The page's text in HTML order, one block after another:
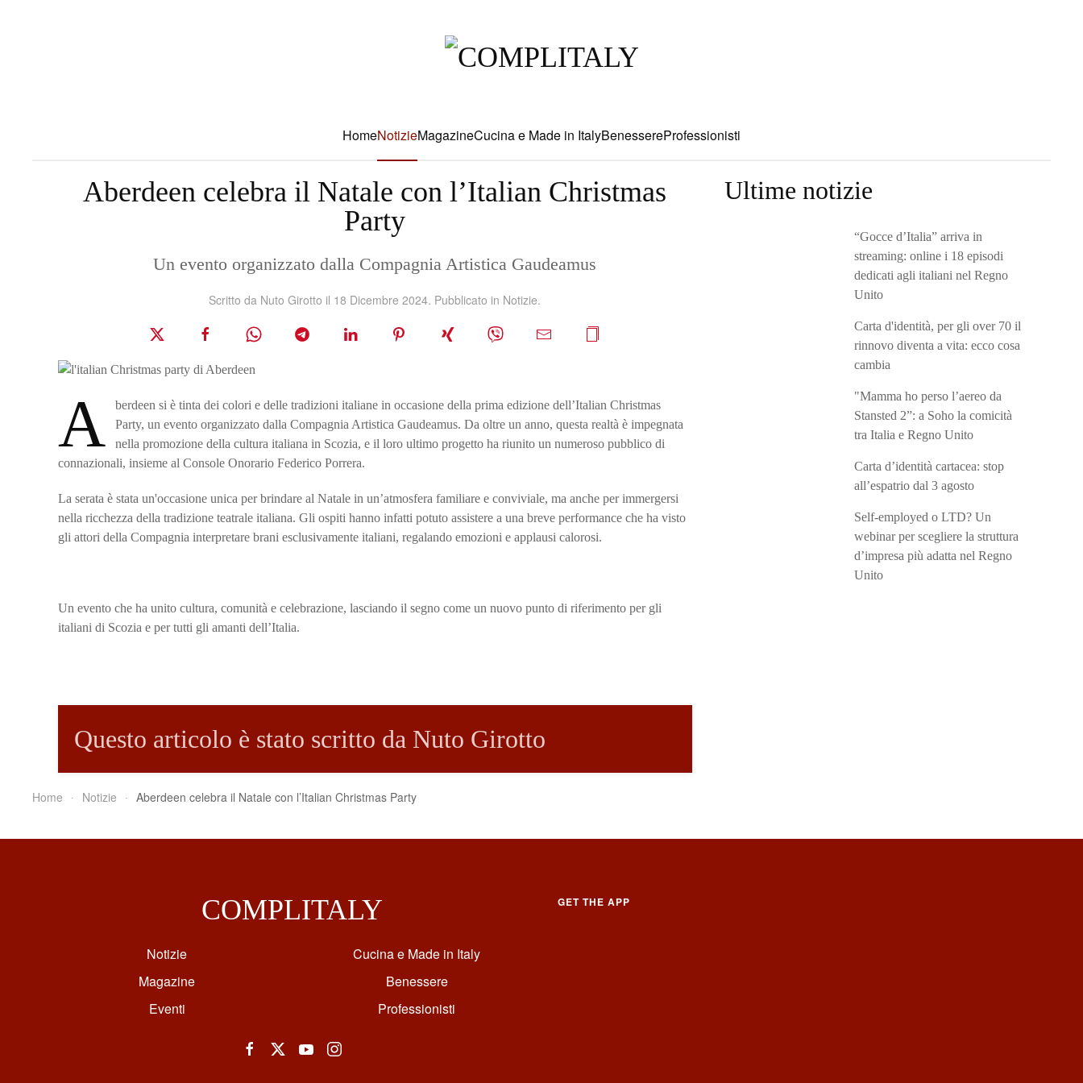
HomeNotizieMagazineCucina e Made in ItalyBenessereProfessionisti
Aberdeen celebra il Natale con l’Italian Christmas
Party
Un evento organizzato dalla Compagnia Artistica Gaudeamus
Scritto da Nuto Girotto il 18 Dicembre 2024. Pubblicato in Notizie.
A
berdeen si è tinta dei colori e delle tradizioni italiane in occasione della prima edizione dell’Italian Christmas
Party, un evento organizzato dalla Compagnia Artistica Gaudeamus. Da oltre un anno, questa realtà è impegnata
nella promozione della cultura italiana in Scozia, e il loro ultimo progetto ha riunito un numeroso pubblico di
connazionali, insieme al Console Onorario Federico Porrera.
La serata è stata un'occasione unica per brindare al Natale in un’atmosfera familiare e conviviale, ma anche per immergersi
nella ricchezza della tradizione teatrale italiana. Gli ospiti hanno infatti potuto assistere a una breve performance che ha visto
gli attori della Compagnia interpretare brani esclusivamente italiani, regalando emozioni e applausi calorosi.
Un evento che ha unito cultura, comunità e celebrazione, lasciando il segno come un nuovo punto di riferimento per gli
italiani di Scozia e per tutti gli amanti dell’Italia.
Questo articolo è stato scritto da Nuto Girotto
Ultime notizie
“Gocce d’Italia” arriva in
streaming: online i 18 episodi
dedicati agli italiani nel Regno
Unito
Carta d'identità, per gli over 70 il
rinnovo diventa a vita: ecco cosa
cambia
"Mamma ho perso l’aereo da
Stansted 2”: a Soho la comicità
tra Italia e Regno Unito
Carta d’identità cartacea: stop
all’espatrio dal 3 agosto
Self-employed o LTD? Un
webinar per scegliere la struttura
d’impresa più adatta nel Regno
Unito
Home Notizie Aberdeen celebra il Natale con l’Italian Christmas Party
COMPLITALY
Notizie
Magazine
Eventi
Cucina e Made in Italy
Benessere
Professionisti
GET THE APP